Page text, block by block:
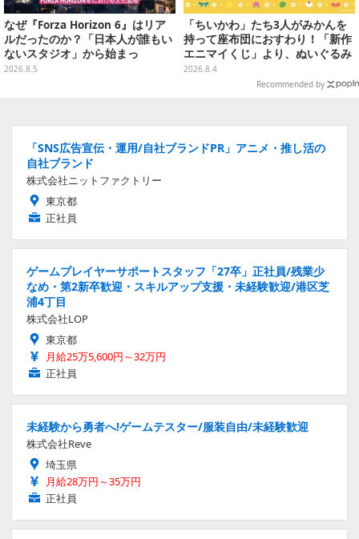
なぜ『Forza Horizon 6』はリア
ルだったのか？「日本人が誰もい
ないスタジオ」から始まっ
た、“生活感のある日本"の作り方
2026.8.5
「ちいかわ」たち3人がみかんを
持って座布団におすわり！「新作
エニマイくじ」より、ぬいぐるみ
画像が初公開
2026.8.4
Recommended by
「SNS広告宣伝・運用/自社ブランドPR」アニメ・推し活の
自社ブランド
株式会社ニットファクトリー
東京都
正社員
ゲームプレイヤーサポートスタッフ「27卒」正社員/残業少
なめ・第2新卒歓迎・スキルアップ支援・未経験歓迎/港区芝
浦4丁目
株式会社LOP
東京都
月給25万5,600円～32万円
正社員
未経験から勇者へ!ゲームテスター/服装自由/未経験歓迎
株式会社Reve
埼玉県
月給28万円～35万円
正社員